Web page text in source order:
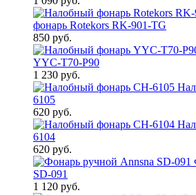
фонарь Rotekors RK-901-TG
850 руб.
YYC-T70-P90
1 230 руб.
6105
620 руб.
6104
620 руб.
SD-091
1 120 руб.